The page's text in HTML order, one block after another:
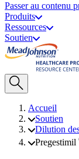
Passer au contenu
Produits
Ressources
Soutien
Accueil
Soutien
Dilution
Pregestimil